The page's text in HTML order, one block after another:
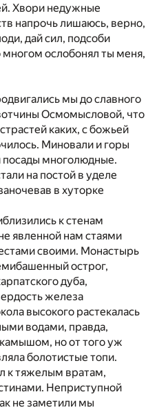
Хвори недужные
напрочь лишаюсь, верно,
дай сил, подсоби
многом ослобонял ты меня,
мы до славного
Осмомысловой, что
каких, с божьей
Миновали и горы
многолюдные.
на постой в уделе
в хуторке
к стенам
явленной нам стаями
своими. Монастырь
острог,
дуба,
железа
высокого растекалась
водами, правда,
но от того уж
болотистые топи.
к тяжелым вратам,
Неприступной
не заметили мы